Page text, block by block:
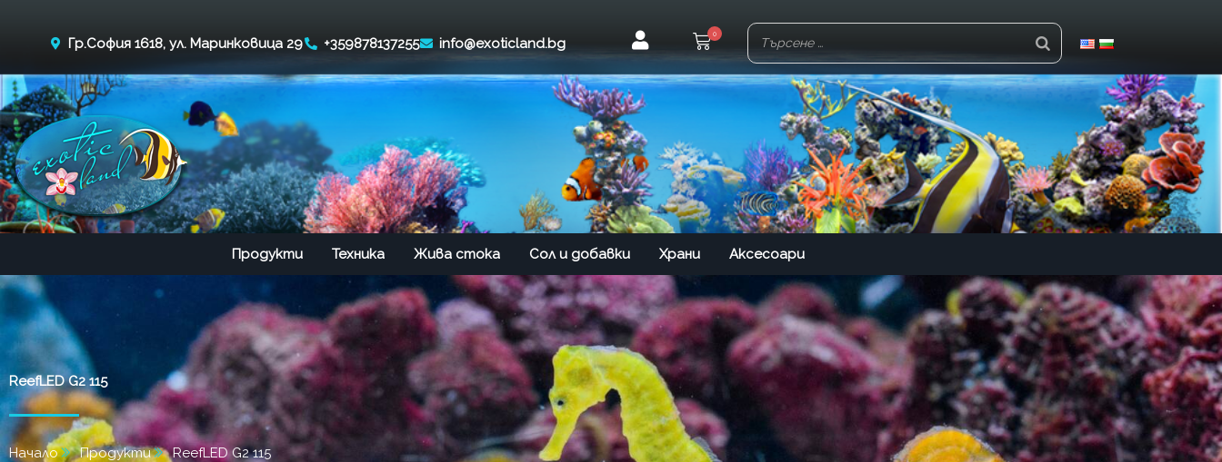
Гр.София 1618, ул. Маринковица 29 +359878137255 info@exoticland.bg
0
Продукти Техника Жива стока Сол и добавки Храни Аксесоари
ReefLED G2 115
Начало Продукти ReefLED G2 115